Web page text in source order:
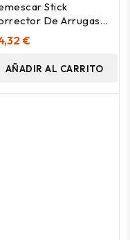
Stick
De Arrugas
Instante, 4 Ml
€
AÑADIR AL CARRITO